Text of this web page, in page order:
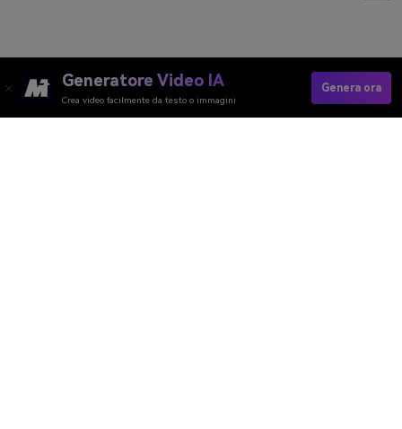
Generatore Video IA
Crea video facilmente da testo o immagini
Genera ora